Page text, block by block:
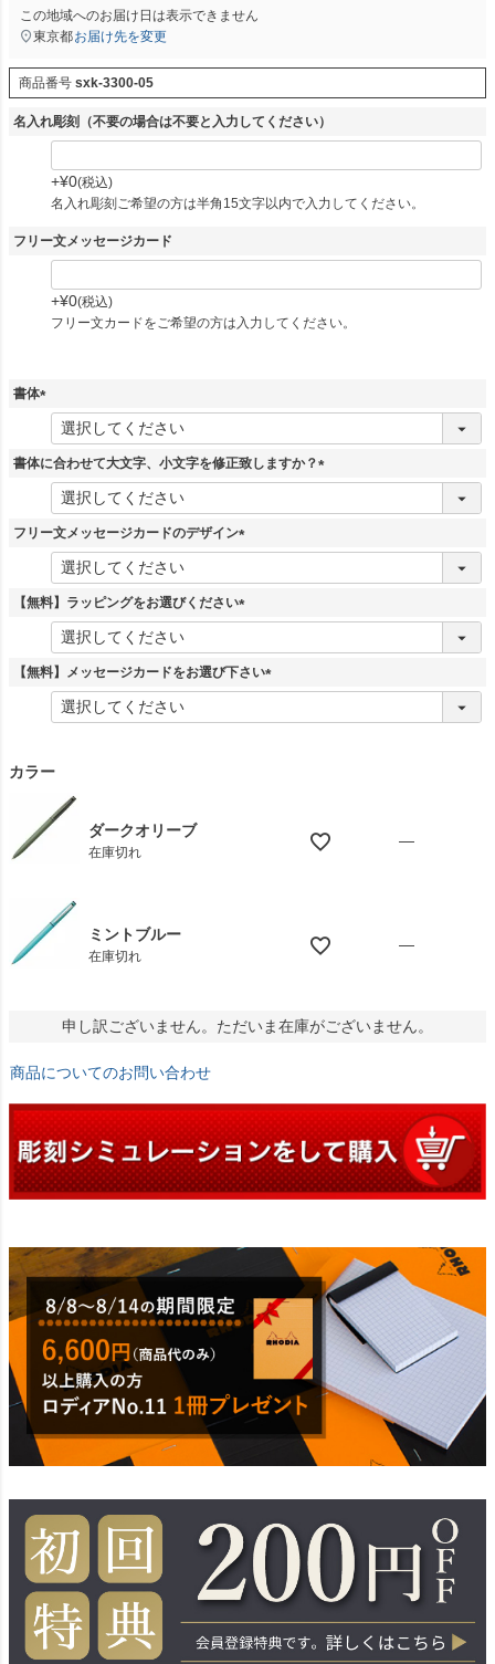
この地域へのお届け日は表示できません
東京都お届け先を変更
商品番号 sxk-3300-05
名入れ彫刻（不要の場合は不要と入力してください）
+¥0 税込
名入れ彫刻ご希望の方は半角15文字以内で入力してください。
フリー文メッセージカード
+¥0 税込
フリー文カードをご希望の方は入力してください。
書体
須
書体に合わせて大文字、小文字を修正致しますか？
(
フリー文メッセージカードのデザイン
(
須
【無料】ラッピングをお選びください
(
須
【無料】メッセージカードをお選び下さい
(
カラー
ダークオリーブ
在庫切れ
—
ミントブルー
在庫切れ
—
申し訳ございません。ただいま在庫がございません。
商品についてのお問い合わせ